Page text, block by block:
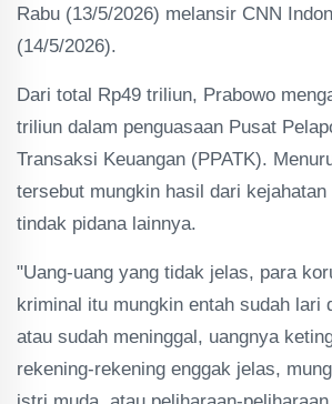
Rabu (13/5/2026) melansir CNN
(14/5/2026).
Dari total Rp49 triliun, Prabowo
triliun dalam penguasaan Pusat
Transaksi Keuangan (PPATK).
tersebut mungkin hasil dari
tindak pidana lainnya.
"Uang-uang yang tidak jelas, para
kriminal itu mungkin entah sudah lari
atau sudah meninggal, uangnya
rekening-rekening enggak jelas,